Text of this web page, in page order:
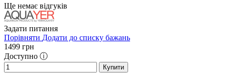
Ще немає відгуків
Задати питання
Порівняти Додати до списку бажань
1499 грн
Доступно ⓘ
Купити